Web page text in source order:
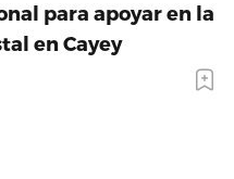
para apoyar en la
en Cayey